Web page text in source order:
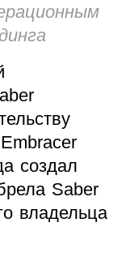
создал
Saber
владельца